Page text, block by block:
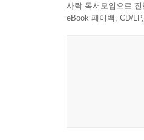
사락 독서모임으로
eBook 페이백, CD/